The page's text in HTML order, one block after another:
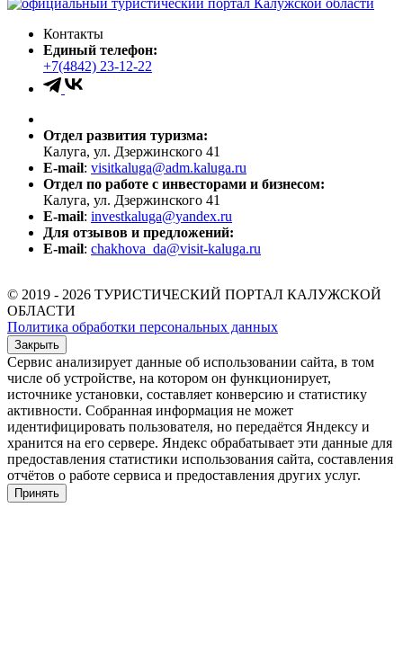
Контакты
Единый телефон:
+7(4842) 23-12-22
Отдел развития туризма:
Калуга, ул. Дзержинского 41
E-mail: visitkaluga@adm.kaluga.ru
Отдел по работе с инвесторами и бизнесом:
Калуга, ул. Дзержинского 41
E-mail: investkaluga@yandex.ru
Для отзывов и предложений:
E-mail: chakhova_da@visit-kaluga.ru
© 2019 - 2026 ТУРИСТИЧЕСКИЙ ПОРТАЛ КАЛУЖСКОЙ
ОБЛАСТИ
Политика обработки персональных данных
Закрыть
Сервис анализирует данные об использовании сайта, в том
числе об устройстве, на котором он функционирует,
источнике установки, составляет конверсию и статистику
активности. Собранная информация не может
идентифицировать пользователя, но передаётся Яндексу и
хранится на его сервере. Яндекс обрабатывает эти данные для
предоставления статистики использования сайта, составления
отчётов о работе сервиса и предоставления других услуг.
Принять